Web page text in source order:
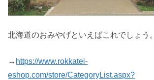
北海道のおみやげといえばこれでしょう。
→ https://www.rokkatei-
eshop.com/store/CategoryList.aspx?